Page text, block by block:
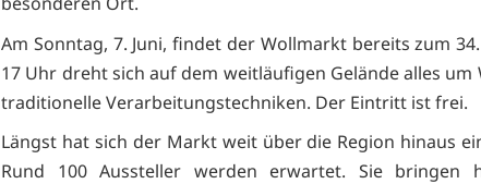
Am Sonntag, 7. Juni, findet der Wollmarkt bereits zum
17 Uhr dreht sich auf dem weitläufigen Gelände alles um
traditionelle Verarbeitungstechniken. Der Eintritt ist frei.
Längst hat sich der Markt weit über die Region hinaus
Rund 100 Aussteller werden erwartet. Sie bringen